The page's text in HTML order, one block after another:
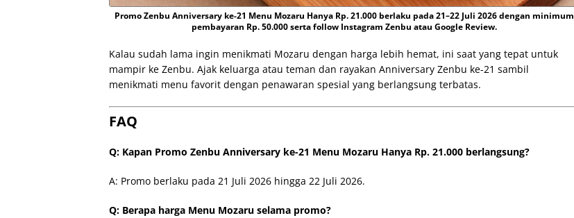
Promo Zenbu Anniversary ke-21 Menu Mozaru Hanya Rp. 21.000 berlaku pada 21–22 Juli 2026 dengan minimum
pembayaran Rp. 50.000 serta follow Instagram Zenbu atau Google Review.
Kalau sudah lama ingin menikmati Mozaru dengan harga lebih hemat, ini saat yang tepat untuk
mampir ke Zenbu. Ajak keluarga atau teman dan rayakan Anniversary Zenbu ke-21 sambil
menikmati menu favorit dengan penawaran spesial yang berlangsung terbatas.
FAQ
Q: Kapan Promo Zenbu Anniversary ke-21 Menu Mozaru Hanya Rp. 21.000 berlangsung?
A: Promo berlaku pada 21 Juli 2026 hingga 22 Juli 2026.
Q: Berapa harga Menu Mozaru selama promo?